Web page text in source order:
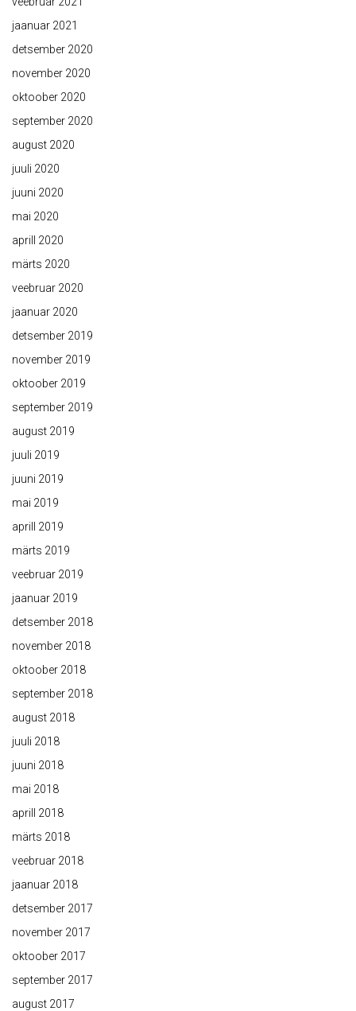
jaanuar 2021
detsember 2020
november 2020
oktoober 2020
september 2020
august 2020
juuli 2020
juuni 2020
mai 2020
aprill 2020
märts 2020
veebruar 2020
jaanuar 2020
detsember 2019
november 2019
oktoober 2019
september 2019
august 2019
juuli 2019
juuni 2019
mai 2019
aprill 2019
märts 2019
veebruar 2019
jaanuar 2019
detsember 2018
november 2018
oktoober 2018
september 2018
august 2018
juuli 2018
juuni 2018
mai 2018
aprill 2018
märts 2018
veebruar 2018
jaanuar 2018
detsember 2017
november 2017
oktoober 2017
september 2017
august 2017